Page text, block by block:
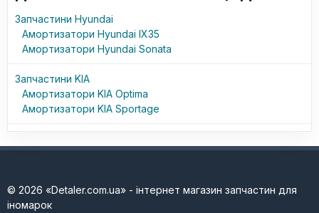
Запчастини Hyundai
Амортизатори Hyundai IX35
Амортизатори Hyundai Sonata
Запчастини KIA
Амортизатори KIA Optima
Амортизатори KIA Sportage
© 2026 «Detaler.com.ua» - інтернет магазин запчастин для
іномарок